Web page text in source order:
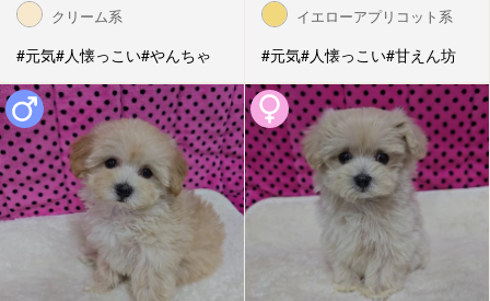
クリーム系
#元気#人懐っこい#やんちゃ
イエローアプリコット系
#元気#人懐っこい#甘えん坊